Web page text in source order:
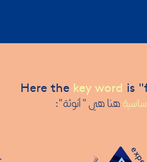
Here the key word is
هنا هي " أنوثة":